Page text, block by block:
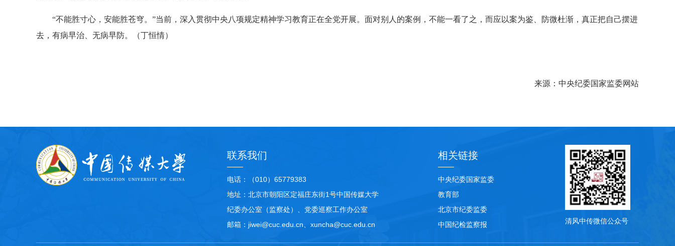
“不能胜寸心，安能胜苍穹。”当前，深入贯彻中央八项规定精神学习教育正在全党开展。面对别人的案例，不能一看了之，而应以案为鉴、防微杜渐，真正把自己摆进
去，有病早治、无病早防。（丁恒情）
来源：中央纪委国家监委网站
联系我们
电话：（010）65779383
地址：北京市朝阳区定福庄东街1号中国传媒大学
纪委办公室（监察处）、党委巡察工作办公室
邮箱：jiwei@cuc.edu.cn、xuncha@cuc.edu.cn
相关链接
中央纪委国家监委
教育部
北京市纪委监委
中国纪检监察报
清风中传微信公众号